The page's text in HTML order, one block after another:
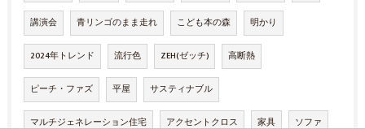
講演会 青リンゴのまま走れ こども本の森 明かり
2024年トレンド 流行色 ZEH(ゼッチ) 高断熱
ピーチ・ファズ 平屋 サスティナブル
マルチジェネレーション住宅 アクセントクロス 家具 ソファ